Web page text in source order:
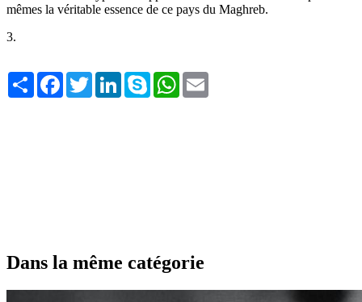
mêmes la véritable essence de ce pays du Maghreb.
3.
Share FacebookTwitterLinkedInSkype WhatsApp
Dans la même catégorie